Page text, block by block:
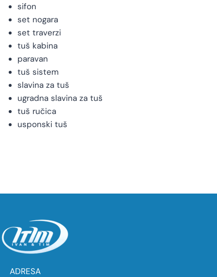
sifon
set nogara
set traverzi
tuš kabina
paravan
tuš sistem
slavina za tuš
ugradna slavina za tuš
tuš ručica
usponski tuš
ADRESA